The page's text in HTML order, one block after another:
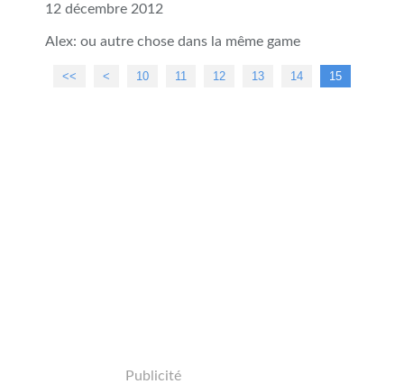
12 décembre 2012
Alex: ou autre chose dans la même game
<< < 10 11 12 13 14 15
Publicité